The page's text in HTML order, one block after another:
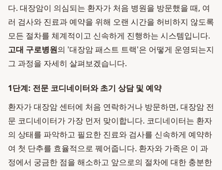
다. 대장암이 의심되는 환자가 처음 병원을 방문했을 때, 여
러 검사와 진료과 예약을 위해 오랜 시간을 허비하지 않도록
모든 절차를 체계적이고 신속하게 진행하는 시스템입니다.
고대 구로병원의 '대장암 패스트 트랙'은 어떻게 운영되는지
그 과정을 자세히 살펴보겠습니다.
1단계: 전문 코디네이터와 초기 상담 및 예약
환자가 대장암 센터에 처음 연락하거나 방문하면, 대장암 전
문 코디네이터가 가장 먼저 맞이합니다. 코디네이터는 환자
의 상태를 파악하고 필요한 진료와 검사를 신속하게 예약하
여 첫 단추를 효율적으로 꿰어줍니다. 환자와 가족은 이 과
정에서 궁금한 점을 해소하고 앞으로의 절차에 대한 충분한